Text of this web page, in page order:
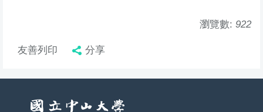
瀏覽數: 922
友善列印 分享